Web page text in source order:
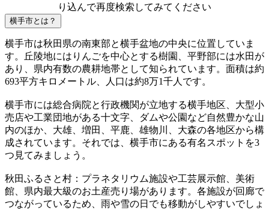
り込んで再度検索してみてください
横手市とは？
横手市は秋田県の南東部と横手盆地の中央に位置していま
す。丘陵地にはりんごを中心とする樹園、平野部には水田が
あり、県内有数の農耕地帯として知られています。面積は約
693平方キロメートル、人口は約8万1千人です。
横手市には総合病院と行政機関が立地する横手地区、大型小
売店や工業団地がある十文字、ダムや公園など自然豊かな山
内のほか、大雄、増田、平鹿、雄物川、大森の各地区から構
成されています。それでは、横手市にある有名スポットを3
つ見てみましょう。
秋田ふるさと村：プラネタリウム施設や工芸展示館、美術
館、県内最大級のお土産売り場があります。各施設が回廊で
つながっているため、雨や雪の日でも移動がしやすいでしょ